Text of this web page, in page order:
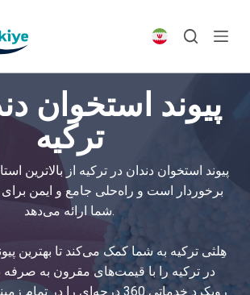
پیوند استخوان
ترکیه
پیوند استخوان دندان در ترکیه از بالاترین
برخوردار است و راه‌حلی جامع و ایمن برای
شما ارائه می‌دهد.
هِلثی ترکیه به شما کمک می‌کند تا بهترین
در ترکیه را با قیمت‌های مقرون به صرفه
رویکرد خدماتی 360 درجه‌ای را در